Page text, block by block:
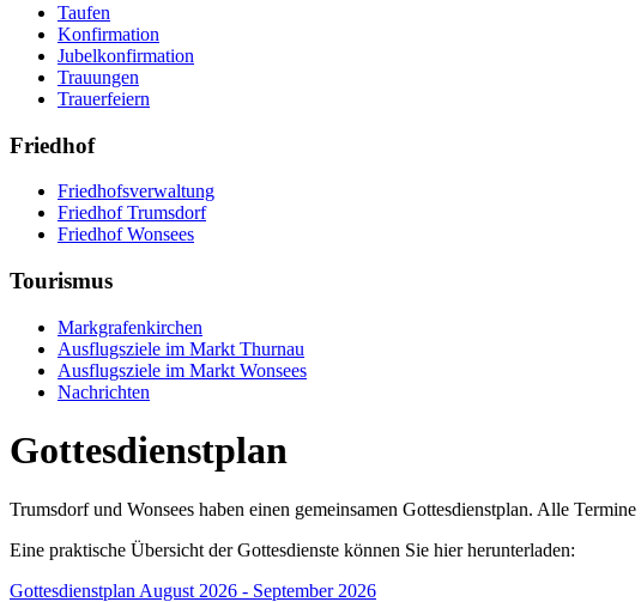
Taufen
Konfirmation
Jubelkonfirmation
Trauungen
Trauerfeiern
Friedhof
Friedhofsverwaltung
Friedhof Trumsdorf
Friedhof Wonsees
Tourismus
Markgrafenkirchen
Ausflugsziele im Markt Thurnau
Ausflugsziele im Markt Wonsees
Nachrichten
Gottesdienstplan
Trumsdorf und Wonsees haben einen gemeinsamen Gottesdienstplan. Alle
Eine praktische Übersicht der Gottesdienste können Sie hier herunterladen:
Gottesdienstplan August 2026 - September 2026